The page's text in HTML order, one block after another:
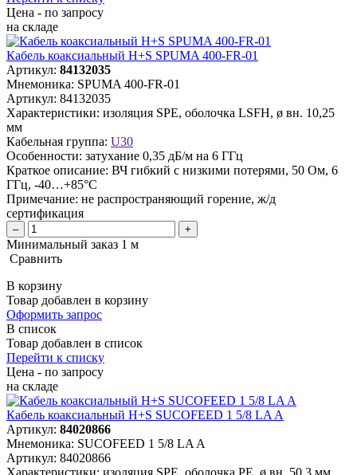
Цена - по запросу
на складе
Кабель коаксиальный H+S SPUMA 400-FR-01
Артикул: 84132035
Мнемоника: SPUMA 400-FR-01
Артикул: 84132035
Характеристики: изоляция SPE, оболочка LSFH, ø вн. 10,25
мм
Кабельная группа: U30
Особенности: затухание 0,35 дБ/м на 6 ГГц
Краткое описание: ВЧ гибкий с низкими потерями, 50 Ом, 6
ГГц, -40…+85°C
Примечание: не распространяющий горение, ж/д
сертификация
– +
Минимальный заказ 1 м
Сравнить
В корзину
Товар добавлен в корзину
Оформить запрос
В список
Товар добавлен в список
Перейти к списку
Цена - по запросу
на складе
Кабель коаксиальный H+S SUCOFEED 1 5/8 LA A
Артикул: 84020866
Мнемоника: SUCOFEED 1 5/8 LA A
Артикул: 84020866
Характеристики: изоляция SPE, оболочка PE, ø вн. 50,3 мм